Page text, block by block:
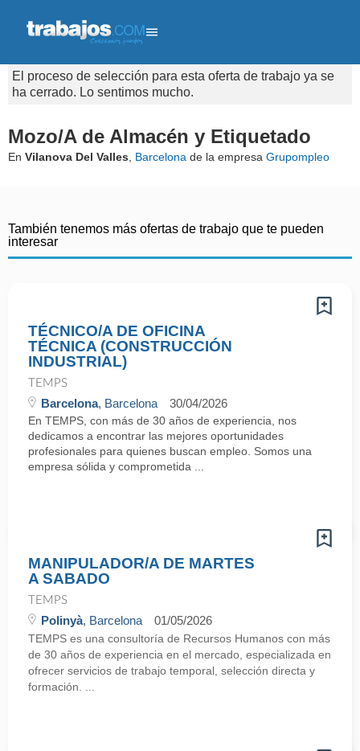
El proceso de selección para esta oferta de trabajo ya se
ha cerrado. Lo sentimos mucho.
Mozo/A de Almacén y Etiquetado
En Vilanova Del Valles Barcelona de la empresa Grupompleo
También tenemos más ofertas de trabajo que te pueden
interesar
TÉCNICO/A DE OFICINA
TÉCNICA (CONSTRUCCIÓN
INDUSTRIAL)
TEMPS
Barcelona, Barcelona 30/04/2026
En TEMPS, con más de 30 años de experiencia, nos
dedicamos a encontrar las mejores oportunidades
profesionales para quienes buscan empleo. Somos una
empresa sólida y comprometida ...
MANIPULADOR/A DE MARTES
A SABADO
TEMPS
Polinyà, Barcelona 01/05/2026
TEMPS es una consultoría de Recursos Humanos con más
de 30 años de experiencia en el mercado, especializada en
ofrecer servicios de trabajo temporal, selección directa y
formación. ...